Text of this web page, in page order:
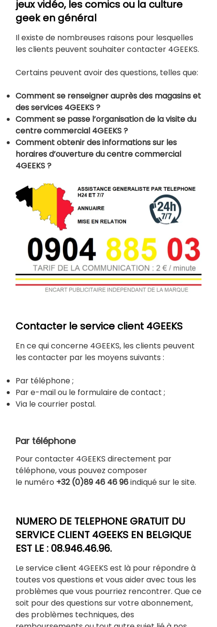
jeux vidéo, les comics ou la culture
geek en général
Il existe de nombreuses raisons pour lesquelles
les clients peuvent souhaiter contacter 4GEEKS.
Certains peuvent avoir des questions, telles que:
Comment se renseigner auprès des magasins et
des services 4GEEKS ?
Comment se passe l’organisation de la visite du
centre commercial 4GEEKS ?
Comment obtenir des informations sur les
horaires d’ouverture du centre commercial
4GEEKS ?
Contacter le service client 4GEEKS
En ce qui concerne 4GEEKS, les clients peuvent
les contacter par les moyens suivants :
Par téléphone ;
Par e-mail ou le formulaire de contact ;
Via le courrier postal.
Par téléphone
Pour contacter 4GEEKS directement par
téléphone, vous pouvez composer
le numéro +32 (0)89 46 46 96indiqué sur le site.
NUMERO DE TELEPHONE GRATUIT DU
SERVICE CLIENT 4GEEKS EN BELGIQUE
EST LE : 08.946.46.96.
Le service client 4GEEKS est là pour répondre à
toutes vos questions et vous aider avec tous les
problèmes que vous pourriez rencontrer. Que ce
soit pour des questions sur votre abonnement,
des problèmes techniques, des